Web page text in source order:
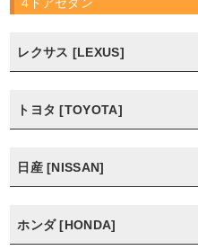
レクサス [LEXUS]
トヨタ [TOYOTA]
日産 [NISSAN]
ホンダ [HONDA]